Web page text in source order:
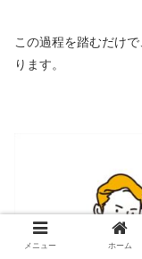
この過程を踏むだけ
ります。
メニュー ホーム